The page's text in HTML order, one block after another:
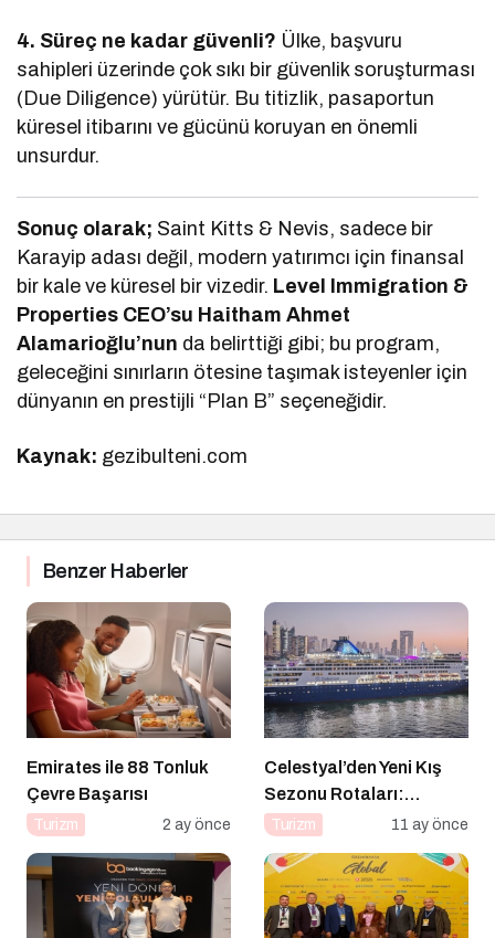
4. Süreç ne kadar güvenli? Ülke, başvuru
sahipleri üzerinde çok sıkı bir güvenlik soruşturması
(Due Diligence) yürütür. Bu titizlik, pasaportun
küresel itibarını ve gücünü koruyan en önemli
unsurdur.
Sonuç olarak; Saint Kitts & Nevis, sadece bir
Karayip adası değil, modern yatırımcı için finansal
bir kale ve küresel bir vizedir. Level Immigration &
Properties CEO’su Haitham Ahmet
Alamarioğlu’nun da belirttiği gibi; bu program,
geleceğini sınırların ötesine taşımak isteyenler için
dünyanın en prestijli “Plan B” seçeneğidir.
Kaynak: gezibulteni.com
Benzer Haberler
Emirates ile 88 Tonluk
Çevre Başarısı
Turizm 2 ay önce
Celestyal’den Yeni Kış
Sezonu Rotaları:
Atina’dan Cidde’ye
Turizm 11 ay önce